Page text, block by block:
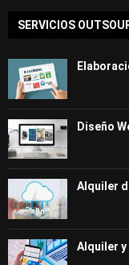
SERVICIOS
Diseño
Alquiler
Alquiler